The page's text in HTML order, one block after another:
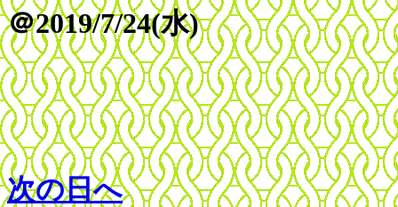
＠2019/7/24(水)
次の日へ